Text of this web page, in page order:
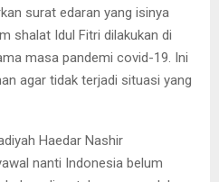
surat edaran yang isinya
shalat Idul Fitri dilakukan di
masa pandemi covid-19. Ini
agar tidak terjadi situasi yang
Haedar Nashir
nanti Indonesia belum